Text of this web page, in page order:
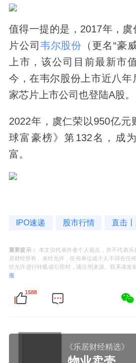
值得一提的是，2017年，
片公司 韦尔股份
（更名“豪
上市，该公司目前最新市
今，在韦尔股份上市近八年
家芯片上市公司也登陆A股。
2022年，虞仁荣以950亿元
球富豪榜》第132名，成
富。
IPO速递 股市行情 直击
重要提示：
本文仅代表作者个人观点，并不代表
居财经所有。未经允许，任何单位或个人不得在任
经允许进行转载或引用时，请注明来源。联系请发
服
1588
《乐居财经精选》